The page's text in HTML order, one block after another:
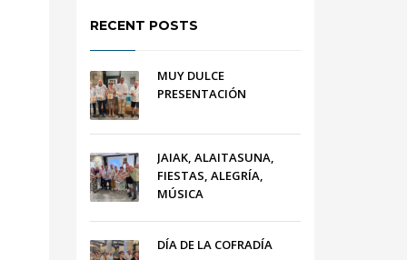
RECENT POSTS
MUY DULCE
PRESENTACIÓN
JAIAK, ALAITASUNA,
FIESTAS, ALEGRÍA,
MÚSICA
DÍA DE LA COFRADÍA